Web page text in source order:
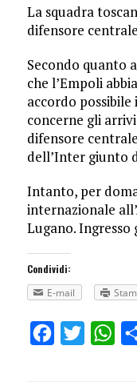
La squadra
difensore
Secondo quanto
che l’Empoli
accordo
concerne gli
difensore
dell’Inter giunto
Intanto, per
internazionale
Lugano.
Condividi:
E-mail
FacebookTwitter